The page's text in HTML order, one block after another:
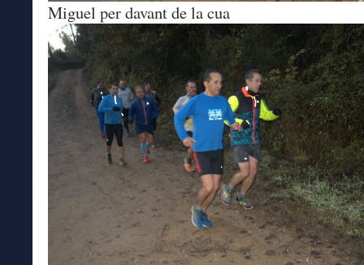
Miguel per davant de la cua